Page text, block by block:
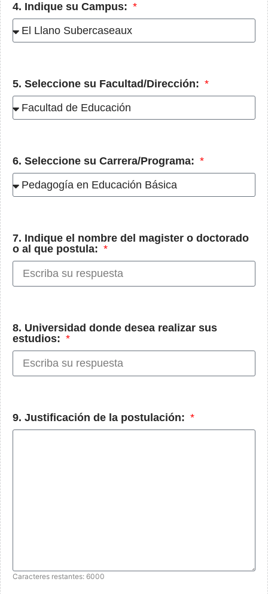
4. Indique su Campus:
5. Seleccione su Facultad/Dirección:
6. Seleccione su Carrera/Programa:
7. Indique el nombre del magister o doctorado
o al que postula:
8. Universidad donde desea realizar sus
estudios:
9. Justificación de la postulación:
Caracteres restantes: 6000